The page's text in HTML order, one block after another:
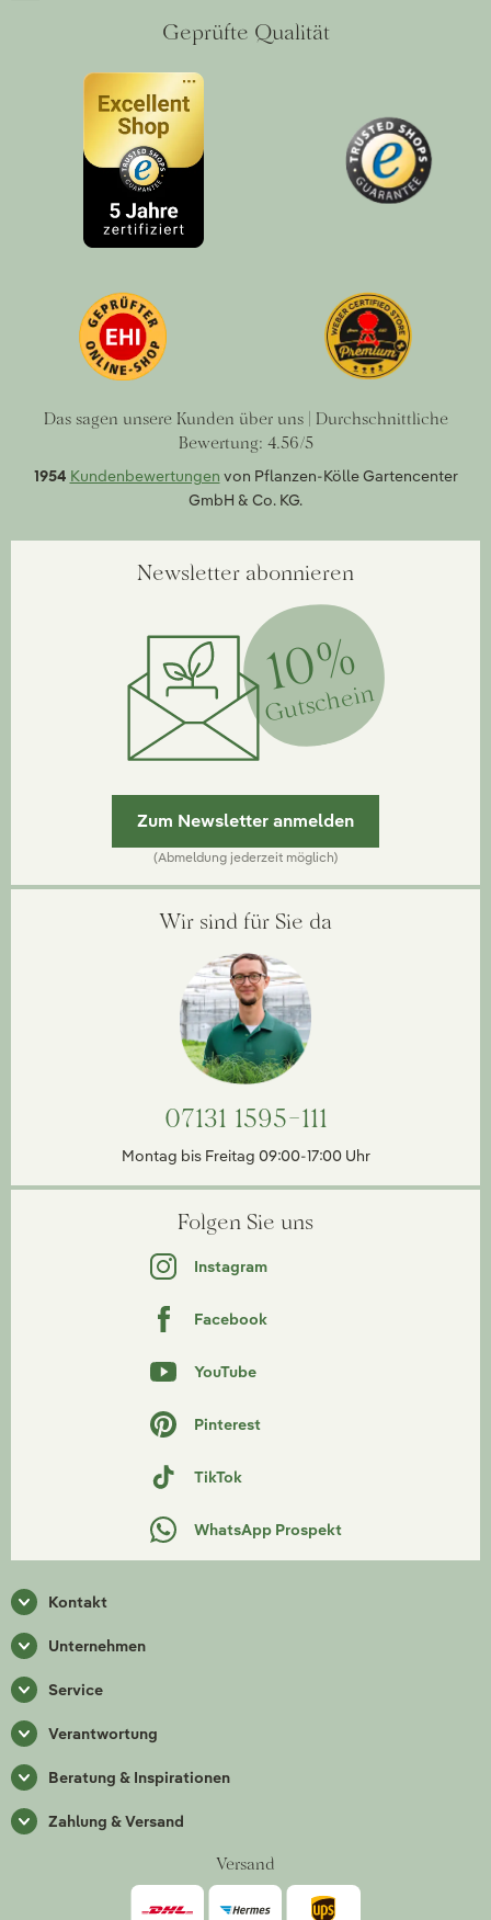
Geprüfte Qualität
Das sagen unsere Kunden über uns | Durchschnittliche
Bewertung: 4.56/5
1954 Kundenbewertungen von Pflanzen-Kölle Gartencenter
GmbH & Co. KG.
Newsletter abonnieren
10%
Gutschein
Zum Newsletter anmelden
(Abmeldung jederzeit möglich)
Wir sind für Sie da
07131 1595-111
Montag bis Freitag 09:00-17:00 Uhr
Folgen Sie uns
Instagram
Facebook
YouTube
Pinterest
TikTok
WhatsApp Prospekt
Kontakt
Unternehmen
Service
Verantwortung
Beratung & Inspirationen
Zahlung & Versand
Versand